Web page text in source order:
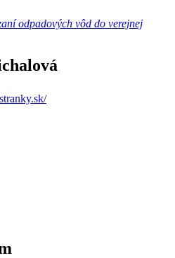
odpadových vôd do verejnej